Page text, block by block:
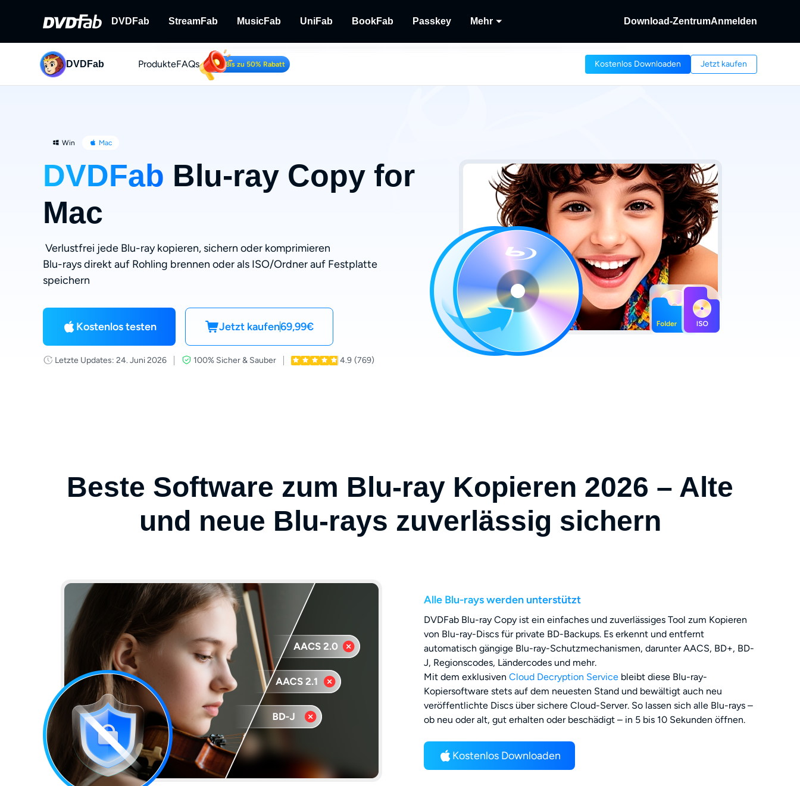
DVDFab
DVDFab
Umfassende Lösungen für DVD/Blu-
StreamFab
StreamFab
Streaming-Videos herunterladen.
MusicFab
MusicFab
UniFab BookFab Passkey Mehr Download-ZentrumAnmelden
DVDFab ProdukteFAQs Bis zu 50% Rabatt Kostenlos Downloaden Jetzt kaufen
Win Mac
DVDFab Blu-ray Copy for
Mac
Verlustfrei jede Blu-ray kopieren, sichern oder komprimieren
Blu-rays direkt auf Rohling brennen oder als ISO/Ordner auf Festplatte
speichern
Kostenlos testen Jetzt kaufen69,99€
Letzte Updates: 24. Juni 2026 100% Sicher & Sauber 4.9 (769)
Beste Software zum Blu-ray Kopieren 2026 – Alte
und neue Blu-rays zuverlässig sichern
Alle Blu-rays werden unterstützt
DVDFab Blu-ray Copy ist ein einfaches und zuverlässiges Tool zum Kopieren
von Blu-ray-Discs für private BD-Backups. Es erkennt und entfernt
automatisch gängige Blu-ray-Schutzmechanismen, darunter AACS, BD+, BD-
J, Regionscodes, Ländercodes und mehr.
Mit dem exklusiven Cloud Decryption Service bleibt diese Blu-ray-
Kopiersoftware stets auf dem neuesten Stand und bewältigt auch neu
veröffentlichte Discs über sichere Cloud-Server. So lassen sich alle Blu-rays –
ob neu oder alt, gut erhalten oder beschädigt – in 5 bis 10 Sekunden öffnen.
Kostenlos Downloaden